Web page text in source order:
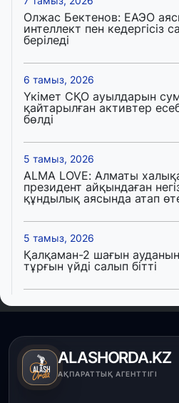
Олжас Бектенов: ЕАЭО
интеллект пен кедергісіз
беріледі
6 тамыз, 2026
Үкімет СҚО ауылдарын
қайтарылған активтер
бөлді
5 тамыз, 2026
ALMA LOVE: Алматы
президент айқындаған
құндылық аясында атап
5 тамыз, 2026
Қалқаман-2 шағын
тұрғын үйді салып бітті
4 тамыз, 2026
артады – Үкімет отырысы
3 тамыз, 2026
ALASHORDA.KZ
АҚПАРАТТЫҚ АГЕНТТІГІ